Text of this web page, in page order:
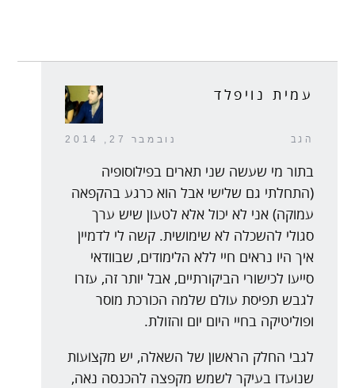
הגב נובמבר 27, 2014
עמית נויפלד
בתור מי שעשה שני תארים בפילוסופיה
(התחלתי גם שלישי אבל הוא כרגע בהקפאה
עמוקה) אני לא יכול אלא לטעון שיש ערך
סגולי להשכלה לא שימושית. קשה לי לדמיין
איך היו נראים חיי ללא הלימודים, שבוודאי
סייעו לכישורי הביקורתיים, אבל יותר זה, עזרו
לגבש תפיסת עולם שלמה הכורכת מוסר
ופוליטיקה בחיי היום יום והזולת.
לגבי החלק הראשון של השאלה, יש מקצועות
שנועדו בעיקר לשמש מקפצה להכנסה נאה,